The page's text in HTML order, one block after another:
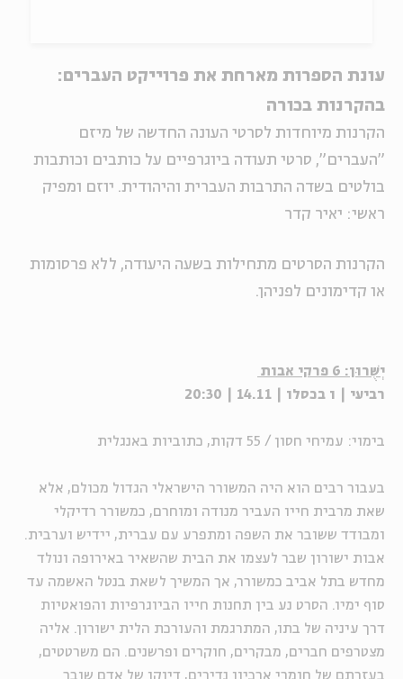
עונת הספרות מארחת את פרוייקט העברים:
בהקרנות בכורה
הקרנות מיוחדות לסרטי העונה החדשה של מיזם
"העברים", סרטי תעודה ביוגרפיים על כותבים וכותבות
בולטים בשדה התרבות העברית והיהודית. יוזם ומפיק
ראשי: יאיר קדר
הקרנות הסרטים מתחילות בשעה היעודה, ללא פרסומות
או קדימונים לפניהן.
יְשֻׁרוּן: 6 פרקי אבות
רביעי | ו בכסלו | 14.11 | 20:30
בימוי: עמיחי חסון / 55 דקות, כתוביות באנגלית
בעבור רבים הוא היה המשורר הישראלי הגדול מכולם, אלא
שאת מרבית חייו העביר מנודה ומוחרם, כמשורר רדיקלי
ומבודד ששובר את השפה ומתפרע עם עברית, יידיש וערבית.
אבות ישורון שבר לעצמו את הבית שהשאיר באירופה ונולד
מחדש בתל אביב כמשורר, אך המשיך לשאת בנטל האשמה עד
סוף ימיו. הסרט נע בין תחנות חייו הביוגרפיות והפואטיות
דרך עיניה של בתו, המתרגמת והעורכת הלית ישורון. אליה
מצטרפים חברים, מבקרים, חוקרים ופרשנים. הם משרטטים,
בעזרתם של חומרי ארכיון נדירים, דיוקן של אדם שובר